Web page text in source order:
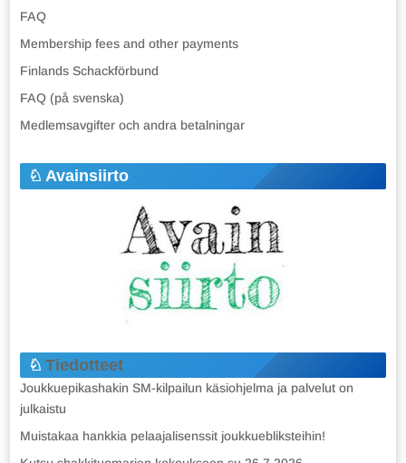
FAQ
Membership fees and other payments
Finlands Schackförbund
FAQ (på svenska)
Medlemsavgifter och andra betalningar
Avainsiirto
Tiedotteet
Joukkuepikashakin SM-kilpailun käsiohjelma ja palvelut on
julkaistu
Muistakaa hankkia pelaajalisenssit joukkuebliksteihin!